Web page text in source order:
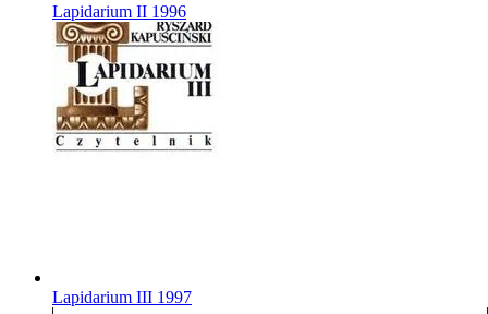
Lapidarium II 1996
Lapidarium III 1997